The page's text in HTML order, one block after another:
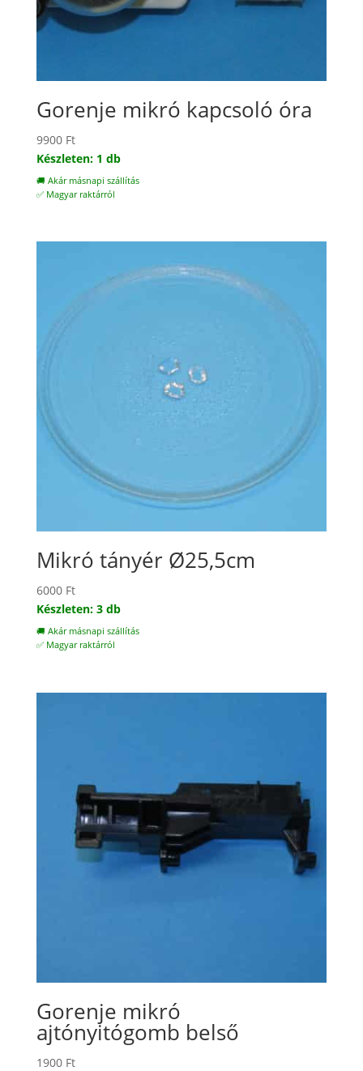
Gorenje mikró kapcsoló óra
9900 Ft
Készleten: 1 db
🚚 Akár másnapi szállítás
✅ Magyar raktárról
Mikró tányér Ø25,5cm
6000 Ft
Készleten: 3 db
🚚 Akár másnapi szállítás
✅ Magyar raktárról
Gorenje mikró
ajtónyitógomb belső
1900 Ft